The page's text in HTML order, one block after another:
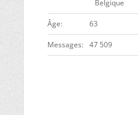
Belgique
ge 63
Messages 47 509